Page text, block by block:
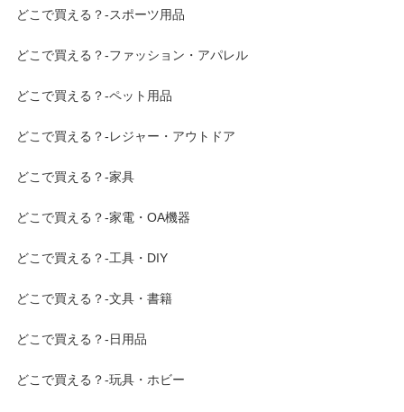
どこで買える？-スポーツ用品
どこで買える？-ファッション・アパレル
どこで買える？-ペット用品
どこで買える？-レジャー・アウトドア
どこで買える？-家具
どこで買える？-家電・OA機器
どこで買える？-工具・DIY
どこで買える？-文具・書籍
どこで買える？-日用品
どこで買える？-玩具・ホビー